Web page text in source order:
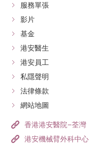
服務單張
影片
基金
港安醫生
港安員工
私隱聲明
法律條款
網站地圖
香港港安醫院–荃灣
港安機械臂外科中心